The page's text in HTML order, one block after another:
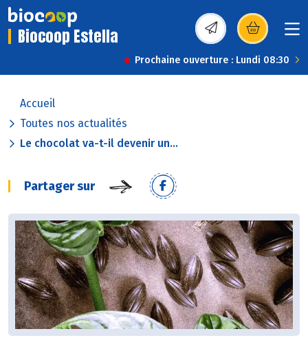
Biocoop Estella (s’ouvre dans une
Prochaine ouverture : Lundi 08:30
Accueil
Toutes nos actualités
Le chocolat va-t-il devenir un...
Partager sur